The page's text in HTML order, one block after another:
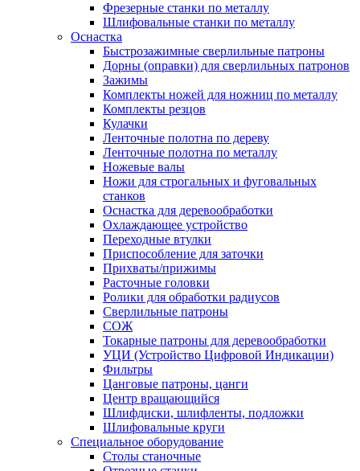
Фрезерные станки по металлу
Шлифовальные станки по металлу
Оснастка
Быстрозажимные сверлильные патроны
Дорны (оправки) для сверлильных патронов
Зажимы
Комплекты ножей для ножниц по металлу
Комплекты резцов
Кулачки
Ленточные полотна по дереву
Ленточные полотна по металлу
Ножевые валы
Ножи для строгальных и фуговальных
станков
Оснастка для деревообработки
Охлаждающее устройство
Переходные втулки
Приспособление для заточки
Прихваты/прижимы
Расточные головки
Ролики для обработки радиусов
Сверлильные патроны
СОЖ
Токарные патроны для деревообработки
УЦИ (Устройство Цифровой Индикации)
Фильтры
Цанговые патроны, цанги
Центр вращающийся
Шлифдиски, шлифленты, подложки
Шлифовальные круги
Специальное оборудование
Столы станочные